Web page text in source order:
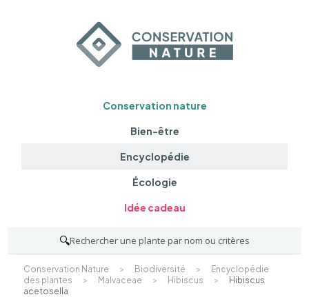
Conservation nature
Bien-être
Encyclopédie
Écologie
Idée cadeau
🔍Rechercher une plante par nom ou critères
Conservation Nature > Biodiversité >
Encyclopédie
des plantes
> Malvaceae > Hibiscus >
Hibiscus
acetosella